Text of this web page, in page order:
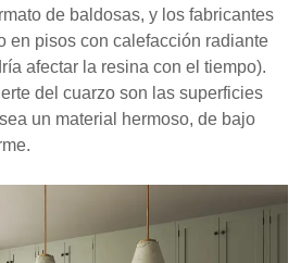
de baldosas, y los fabricantes
en pisos con calefacción radiante
afectar la resina con el tiempo).
del cuarzo son las superficies
un material hermoso, de bajo